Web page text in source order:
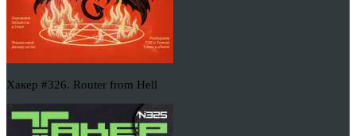
Хакер #326. Router from Hell